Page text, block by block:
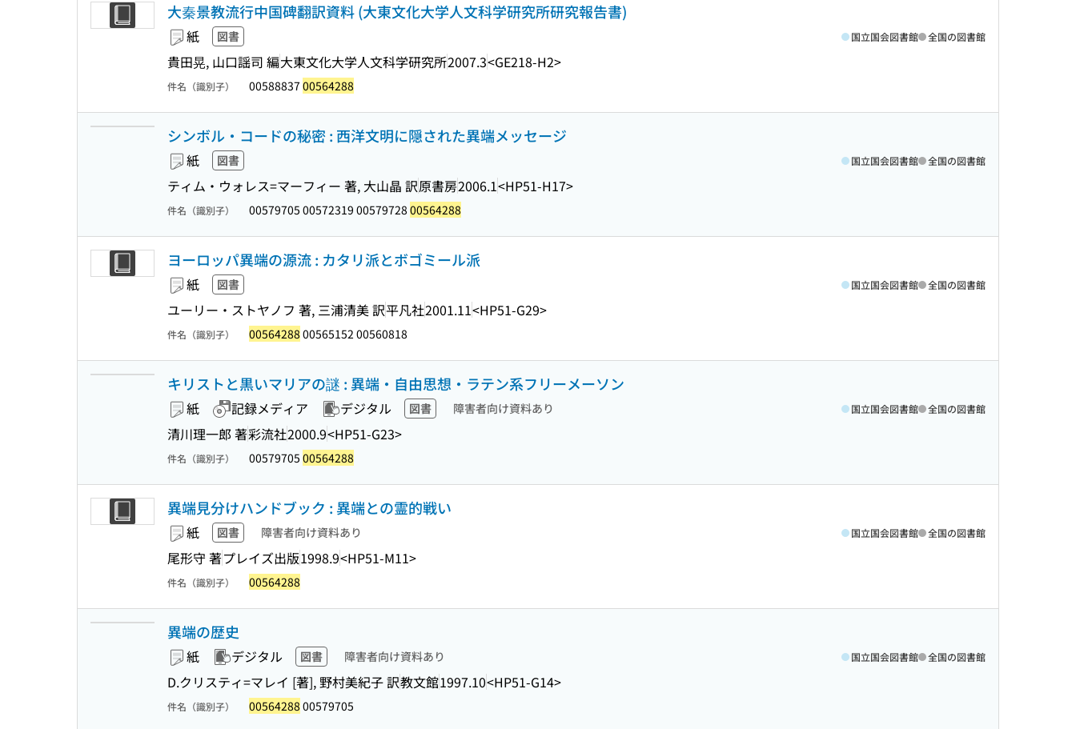
大秦景教流行中国碑翻訳資料 (大東文化大学人文科学研究所研究報告書)
紙 図書
貴田晃, 山口謡司 編大東文化大学人文科学研究所2007.3<GE218-H2>
国立国会図書館 全国の図書館
件名（識別子） 00588837 00564288
シンボル・コードの秘密 : 西洋文明に隠された異端メッセージ
紙 図書
ティム・ウォレス=マーフィー 著, 大山晶 訳原書房2006.1<HP51-H17>
国立国会図書館 全国の図書館
件名（識別子） 00579705 00572319 00579728 00564288
ヨーロッパ異端の源流 : カタリ派とボゴミール派
紙 図書
ユーリー・ストヤノフ 著, 三浦清美 訳平凡社2001.11<HP51-G29>
国立国会図書館 全国の図書館
件名（識別子） 00564288 00565152 00560818
キリストと黒いマリアの謎 : 異端・自由思想・ラテン系フリーメーソン
紙 記録メディア デジタル 図書 障害者向け資料あり
清川理一郎 著彩流社2000.9<HP51-G23>
国立国会図書館 全国の図書館
件名（識別子） 00579705 00564288
異端見分けハンドブック : 異端との霊的戦い
紙 図書 障害者向け資料あり
尾形守 著プレイズ出版1998.9<HP51-M11>
国立国会図書館 全国の図書館
件名（識別子） 00564288
異端の歴史
紙 デジタル 図書 障害者向け資料あり
D.クリスティ=マレイ [著], 野村美紀子 訳教文館1997.10<HP51-G14>
国立国会図書館 全国の図書館
件名（識別子） 00564288 00579705